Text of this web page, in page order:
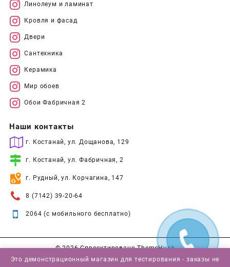
Линолеум и ламинат
Кровля и фасад
Двери
Сантехника
Керамика
Мир обоев
Обои Фабричная 2
Наши контакты
г. Костанай, ул. Дощанова, 129
г. Костанай, ул. Фабричная, 2
г. Рудный, ул. Корчагина, 147
8 (7142) 39-20-64
2064 (с мобильного бесплатно)
© 2026Спроектировано ThemeHunk
Это демонстрационный магазин для тестирования - заказы не